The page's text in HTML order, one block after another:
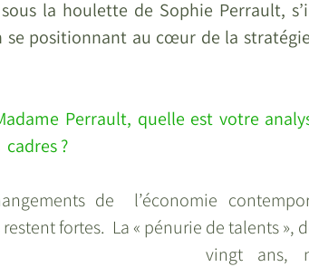
sous la houlette de Sophie Perrault,
positionnant au cœur de la
Perrault, quelle est votre
?
de  l’économie
fortes.  La « pénurie de talents »,
vingt ans,